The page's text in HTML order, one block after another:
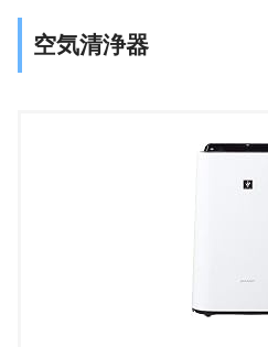
空気清浄器